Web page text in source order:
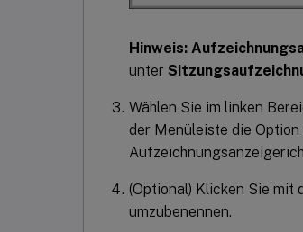
Hinweis:
unter
Wählen Sie im linken
der Menüleiste die Option
(Optional) Klicken Sie mit
umzubenennen.